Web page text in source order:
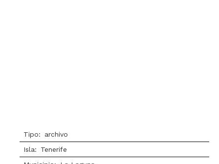
Tipo:
archivo
Isla:
Tenerife